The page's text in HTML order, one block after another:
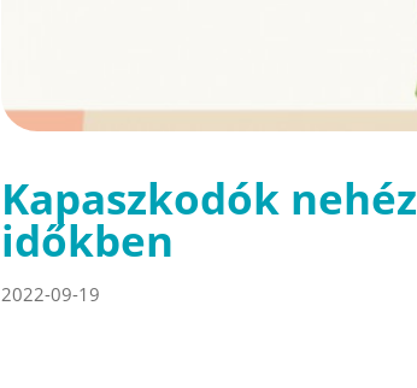
Kapaszkodók nehéz
időkben
2022-09-19